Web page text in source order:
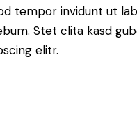
tempor invidunt ut
Stet clita kasd
elitr.